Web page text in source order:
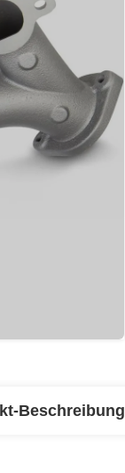
Beschreibung